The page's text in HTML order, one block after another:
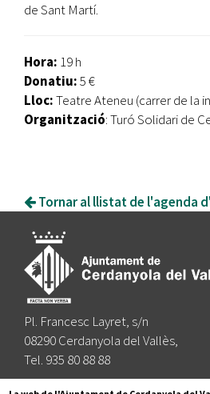
de Sant Martí.
Hora: 19 h
Donatiu:5 €
Lloc:Teatre Ateneu (carrer de la
Organització: Turó Solidari de
Tornar al llistat de l'agenda
Pl. Francesc Layret, s/n
08290 Cerdanyola del Vallès,
Tel. 935 80 88 88
Segueix-nos a: